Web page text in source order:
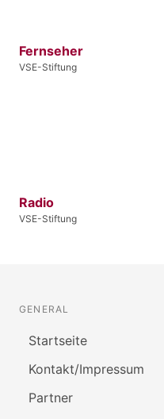
Fernseher
VSE-Stiftung
Radio
VSE-Stiftung
GENERAL
Startseite
Kontakt/Impressum
Partner